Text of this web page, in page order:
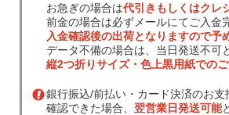
お急ぎの場合は代引きもしくはクレ
前金の場合は必ずメールにてご入金
入金確認後の出荷となりますので予
データ不備の場合は、当日発送不可
縦2つ折りサイズ・色上黒用紙での
銀行振込/前払い・カード決済のお支
確認できた場合、 翌営業日発送可能